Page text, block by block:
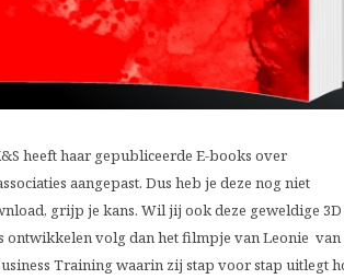
heeft haar gepubliceerde E-books over
aangepast. Dus heb je deze nog niet
grijp je kans. Wil jij ook deze geweldige 3D
ontwikkelen volg dan het filmpje van Leonie van
Training waarin zij stap voor stap uitlegt